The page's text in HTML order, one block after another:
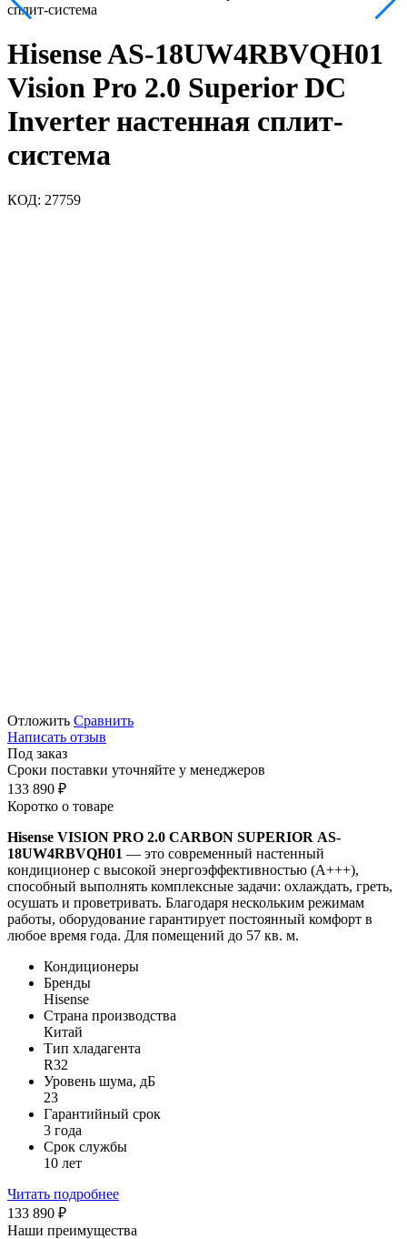
сплит-система
Hisense AS-18UW4RBVQH01
Vision Pro 2.0 Superior DC
Inverter настенная сплит-
система
КОД: 27759
Отложить Сравнить
Написать отзыв
Под заказ
Сроки поставки уточняйте у менеджеров
133 890 ₽
Коротко о товаре
Hisense VISION PRO 2.0 CARBON SUPERIOR AS-
18UW4RBVQH01 — это современный настенный
кондиционер с высокой энергоэффективностью (А+++),
способный выполнять комплексные задачи: охлаждать, греть,
осушать и проветривать. Благодаря нескольким режимам
работы, оборудование гарантирует постоянный комфорт в
любое время года. Для помещений до 57 кв. м.
Кондиционеры
Бренды
Hisense
Страна производства
Китай
Тип хладагента
R32
Уровень шума, дБ
23
Гарантийный срок
3 года
Срок службы
10 лет
Читать подробнее
133 890 ₽
Наши преимущества